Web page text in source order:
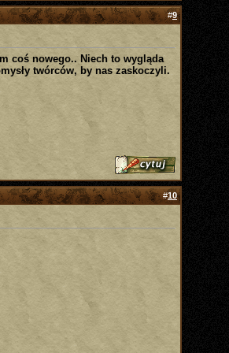
#9
coś nowego.. Niech to wygląda
twórców, by nas zaskoczyli.
#10